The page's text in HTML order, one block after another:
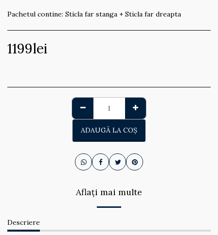
Pachetul contine: Sticla far stanga + Sticla far dreapta
1199lei
ADAUGĂ LA COŞ
Aflați mai multe
Descriere